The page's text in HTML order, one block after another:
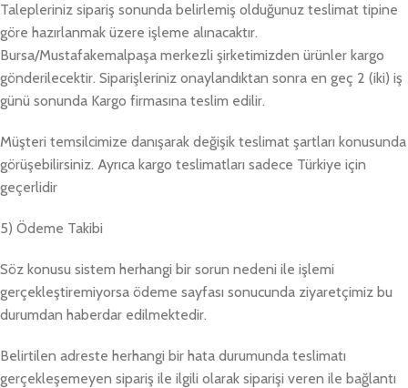
Talepleriniz sipariş sonunda belirlemiş olduğunuz teslimat tipine
göre hazırlanmak üzere işleme alınacaktır.
Bursa/Mustafakemalpaşa merkezli şirketimizden ürünler kargo
gönderilecektir. Siparişleriniz onaylandıktan sonra en geç 2 (iki) iş
günü sonunda Kargo firmasına teslim edilir.
Müşteri temsilcimize danışarak değişik teslimat şartları konusunda
görüşebilirsiniz. Ayrıca kargo teslimatları sadece Türkiye için
geçerlidir
5) Ödeme Takibi
Söz konusu sistem herhangi bir sorun nedeni ile işlemi
gerçekleştiremiyorsa ödeme sayfası sonucunda ziyaretçimiz bu
durumdan haberdar edilmektedir.
Belirtilen adreste herhangi bir hata durumunda teslimatı
gerçekleşemeyen sipariş ile ilgili olarak siparişi veren ile bağlantı